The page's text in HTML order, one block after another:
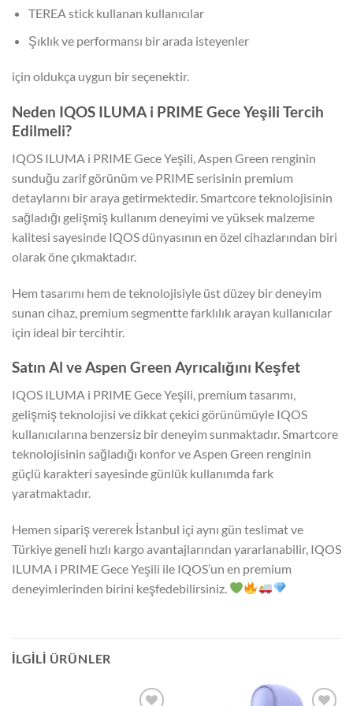
TEREA stick kullanan kullanıcılar
Şıklık ve performansı bir arada isteyenler
için oldukça uygun bir seçenektir.
Neden IQOS ILUMA i PRIME Gece Yeşili Tercih
Edilmeli?
IQOS ILUMA i PRIME Gece Yeşili, Aspen Green renginin
sunduğu zarif görünüm ve PRIME serisinin premium
detaylarını bir araya getirmektedir. Smartcore teknolojisinin
sağladığı gelişmiş kullanım deneyimi ve yüksek malzeme
kalitesi sayesinde IQOS dünyasının en özel cihazlarından biri
olarak öne çıkmaktadır.
Hem tasarımı hem de teknolojisiyle üst düzey bir deneyim
sunan cihaz, premium segmentte farklılık arayan kullanıcılar
için ideal bir tercihtir.
Satın Al ve Aspen Green Ayrıcalığını Keşfet
IQOS ILUMA i PRIME Gece Yeşili, premium tasarımı,
gelişmiş teknolojisi ve dikkat çekici görünümüyle IQOS
kullanıcılarına benzersiz bir deneyim sunmaktadır. Smartcore
teknolojisinin sağladığı konfor ve Aspen Green renginin
güçlü karakteri sayesinde günlük kullanımda fark
yaratmaktadır.
Hemen sipariş vererek İstanbul içi aynı gün teslimat ve
Türkiye geneli hızlı kargo avantajlarından yararlanabilir, IQOS
ILUMA i PRIME Gece Yeşili ile IQOS’un en premium
deneyimlerinden birini keşfedebilirsiniz.
İLGILI ÜRÜNLER